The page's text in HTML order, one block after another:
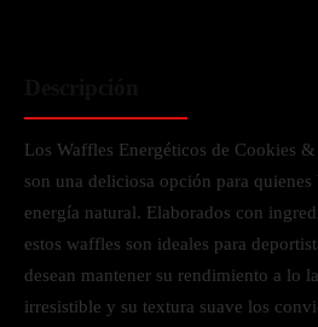
Los Waffles Energéticos de Cookies
son una deliciosa opción para
energía natural. Elaborados con
estos waffles son ideales para
desean mantener su rendimiento a lo
irresistible y su textura suave los